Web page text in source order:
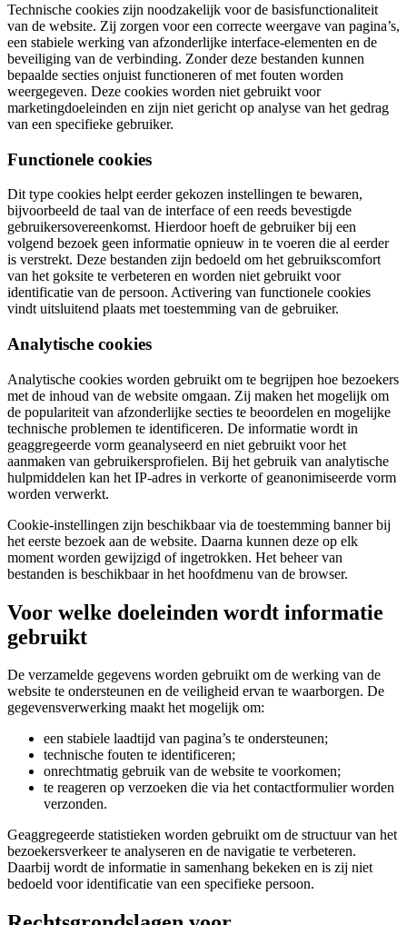
Technische cookies zijn noodzakelijk voor de basisfunctionaliteit
van de website. Zij zorgen voor een correcte weergave van pagina’s,
een stabiele werking van afzonderlijke interface-elementen en de
beveiliging van de verbinding. Zonder deze bestanden kunnen
bepaalde secties onjuist functioneren of met fouten worden
weergegeven. Deze cookies worden niet gebruikt voor
marketingdoeleinden en zijn niet gericht op analyse van het gedrag
van een specifieke gebruiker.
Functionele cookies
Dit type cookies helpt eerder gekozen instellingen te bewaren,
bijvoorbeeld de taal van de interface of een reeds bevestigde
gebruikersovereenkomst. Hierdoor hoeft de gebruiker bij een
volgend bezoek geen informatie opnieuw in te voeren die al eerder
is verstrekt. Deze bestanden zijn bedoeld om het gebruikscomfort
van het goksite te verbeteren en worden niet gebruikt voor
identificatie van de persoon. Activering van functionele cookies
vindt uitsluitend plaats met toestemming van de gebruiker.
Analytische cookies
Analytische cookies worden gebruikt om te begrijpen hoe bezoekers
met de inhoud van de website omgaan. Zij maken het mogelijk om
de populariteit van afzonderlijke secties te beoordelen en mogelijke
technische problemen te identificeren. De informatie wordt in
geaggregeerde vorm geanalyseerd en niet gebruikt voor het
aanmaken van gebruikersprofielen. Bij het gebruik van analytische
hulpmiddelen kan het IP-adres in verkorte of geanonimiseerde vorm
worden verwerkt.
Cookie-instellingen zijn beschikbaar via de toestemming banner bij
het eerste bezoek aan de website. Daarna kunnen deze op elk
moment worden gewijzigd of ingetrokken. Het beheer van
bestanden is beschikbaar in het hoofdmenu van de browser.
Voor welke doeleinden wordt informatie
gebruikt
De verzamelde gegevens worden gebruikt om de werking van de
website te ondersteunen en de veiligheid ervan te waarborgen. De
gegevensverwerking maakt het mogelijk om:
een stabiele laadtijd van pagina’s te ondersteunen;
technische fouten te identificeren;
onrechtmatig gebruik van de website te voorkomen;
te reageren op verzoeken die via het contactformulier worden
verzonden.
Geaggregeerde statistieken worden gebruikt om de structuur van het
bezoekersverkeer te analyseren en de navigatie te verbeteren.
Daarbij wordt de informatie in samenhang bekeken en is zij niet
bedoeld voor identificatie van een specifieke persoon.